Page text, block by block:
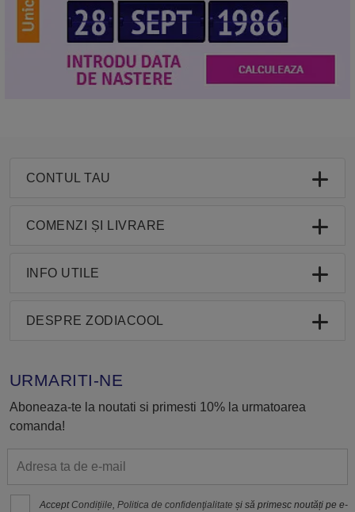
CONTUL TAU
COMENZI ȘI LIVRARE
INFO UTILE
DESPRE ZODIACOOL
URMARITI-NE
Aboneaza-te la noutati si primesti 10% la urmatoarea
comanda!
Accept Condițiile,Politica de confidenţialitate și să primesc noutăți pe e-